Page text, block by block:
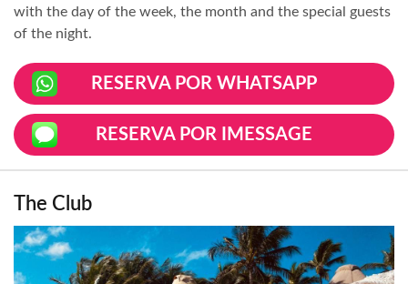
with the day of the week, the month and the special guests
of the night.
RESERVA POR WHATSAPP
RESERVA POR IMESSAGE
The Club